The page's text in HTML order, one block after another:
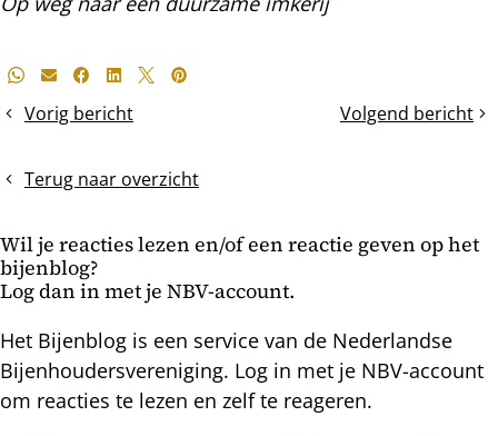
Deel
bericht
Whatsapp
E-mailFacebook
LinkedIn
X Pinterest
Vorig bericht
Vliegend
maar
Volgend bericht
Het
honingkamer
Terug naar overzicht
Wil je reacties lezen en/of een reactie geven op het
bijenblog?
Log dan in met je NBV-account.
Het Bijenblog is een service van de Nederlandse
Bijenhoudersvereniging. Log in met je NBV-account
om reacties te lezen en zelf te reageren.